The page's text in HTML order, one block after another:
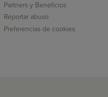
Partners y Beneficios
Reportar abuso
Preferencias de cookies